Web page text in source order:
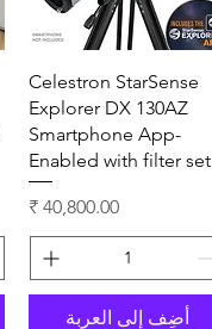
العرض السريع
Celestron StarSense
Explorer DX 130AZ
Smartphone App-
Enabled with filter set
السعر
أضِف إلى العربة